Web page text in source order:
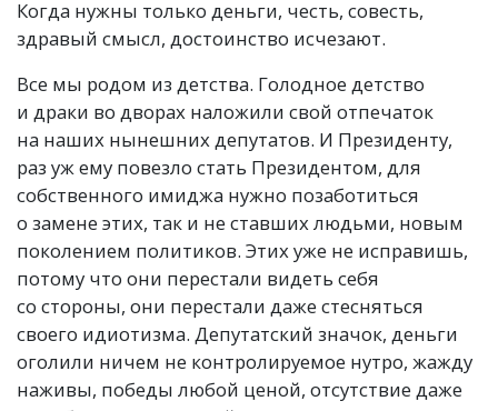
Когда нужны только деньги, честь, совесть,
здравый смысл, достоинство исчезают.
Все мы родом из детства. Голодное детство
и драки во дворах наложили свой отпечаток
на наших нынешних депутатов. И Президенту,
раз уж ему повезло стать Президентом, для
собственного имиджа нужно позаботиться
о замене этих, так и не ставших людьми, новым
поколением политиков. Этих уже не исправишь,
потому что они перестали видеть себя
со стороны, они перестали даже стесняться
своего идиотизма. Депутатский значок, деньги
оголили ничем не контролируемое нутро, жажду
наживы, победы любой ценой, отсутствие даже